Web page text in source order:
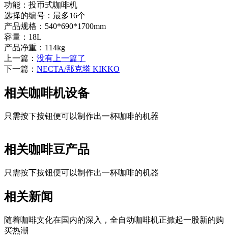
功能：投币式咖啡机
选择的编号：最多16个
产品规格：540*690*1700mm
容量：18L
产品净重：114kg
上一篇： 没有上一篇了
下一篇： NECTA/那克塔 KIKKO
相关咖啡机设备
只需按下按钮便可以制作出一杯咖啡的机器
相关咖啡豆产品
只需按下按钮便可以制作出一杯咖啡的机器
相关新闻
随着咖啡文化在国内的深入，全自动咖啡机正掀起一股新的购
买热潮